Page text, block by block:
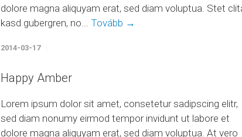
dolore magna aliquyam erat, sed diam voluptua. Stet
kasd gubergren, no... Tovább →
2014-03-17
Happy Amber
Lorem ipsum dolor sit amet, consetetur sadipscing elitr,
sed diam nonumy eirmod tempor invidunt ut labore et
dolore magna aliquyam erat, sed diam voluptua. At vero